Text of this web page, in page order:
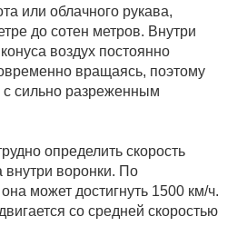
или облачного рукава,
до сотен метров. Внутри
воздух постоянно
вращаясь, поэтому
с сильно разреженным
определить скорость
внутри воронки. По
может достигнуть 1500 км/ч.
со средней скоростью